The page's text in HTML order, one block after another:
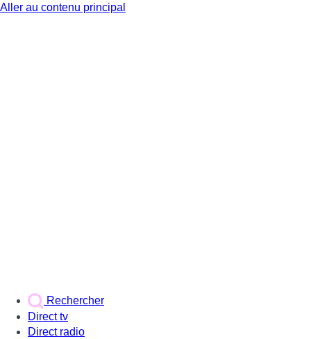
Aller au contenu principal
Rechercher
Direct tv
Direct radio